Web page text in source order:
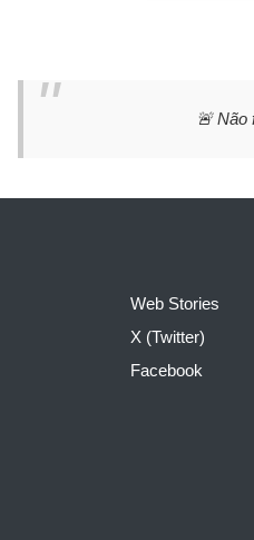
🚨 Não
Web Stories
X (Twitter)
Facebook